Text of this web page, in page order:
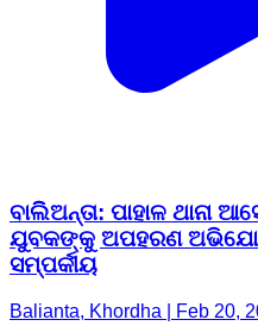
ବାଲିିଅନ୍ତା: ପାହାଳ ଥାନା
ଯୁବକଙ୍କୁ ଅପହରଣ
ସମ୍ପର୍କୀୟ
Balianta, Khordha | Feb 20,